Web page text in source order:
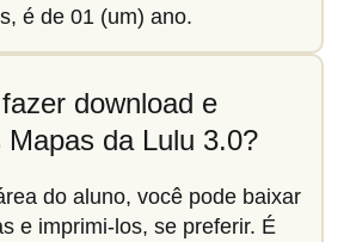
é de 01 (um) ano.
download e
Mapas da Lulu 3.0?
do aluno, você pode baixar
e imprimi-los, se preferir. É